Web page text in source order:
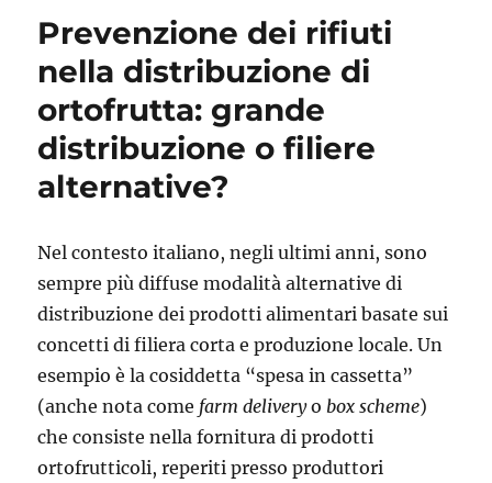
Prevenzione dei rifiuti
nella distribuzione di
ortofrutta: grande
distribuzione o filiere
alternative?
Nel contesto italiano, negli ultimi anni, sono
sempre più diffuse modalità alternative di
distribuzione dei prodotti alimentari basate sui
concetti di filiera corta e produzione locale. Un
esempio è la cosiddetta “spesa in cassetta”
(anche nota come farm deliveryo box scheme)
che consiste nella fornitura di prodotti
ortofrutticoli, reperiti presso produttori